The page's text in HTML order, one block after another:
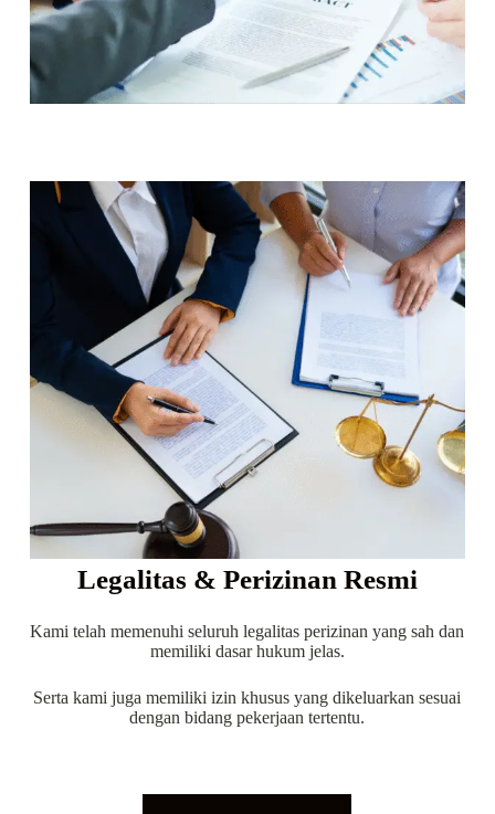
Legalitas & Perizinan Resmi
Kami telah memenuhi seluruh legalitas perizinan yang sah dan
memiliki dasar hukum jelas.
Serta kami juga memiliki izin khusus yang dikeluarkan sesuai
dengan bidang pekerjaan tertentu.